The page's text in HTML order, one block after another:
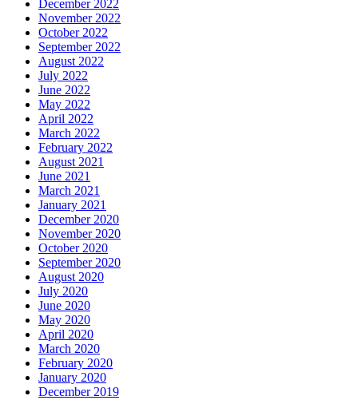
December 2022
November 2022
October 2022
September 2022
August 2022
July 2022
June 2022
May 2022
April 2022
March 2022
February 2022
August 2021
June 2021
March 2021
January 2021
December 2020
November 2020
October 2020
September 2020
August 2020
July 2020
June 2020
May 2020
April 2020
March 2020
February 2020
January 2020
December 2019